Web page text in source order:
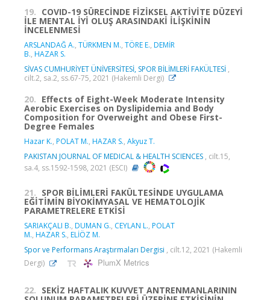
19. COVID-19 SÜRECİNDE FİZİKSEL AKTİVİTE DÜZEYİ
İLE MENTAL İYİ OLUŞ ARASINDAKİ İLİŞKİNİN
İNCELENMESİ
ARSLANDAĞ A., TÜRKMEN M., TÖRE E., DEMİR
B., HAZAR S.
SİVAS CUMHURİYET ÜNİVERSİTESİ, SPOR BİLİMLERİ FAKÜLTESİ ,
cilt.2, sa.2, ss.67-75, 2021 (Hakemli Dergi)
20. Effects of Eight-Week Moderate Intensity
Aerobic Exercises on Dyslipidemia and Body
Composition for Overweight and Obese First-
Degree Females
Hazar K., POLAT M., HAZAR S., Akyuz T.
PAKISTAN JOURNAL OF MEDICAL & HEALTH SCIENCES , cilt.15,
sa.4, ss.1592-1598, 2021 (ESCI)
21. SPOR BİLİMLERİ FAKÜLTESİNDE UYGULAMA
EĞİTİMİN BİYOKİMYASAL VE HEMATOLOJİK
PARAMETRELERE ETKİSİ
SARIAKÇALI B., DUMAN G., CEYLAN L., POLAT
M., HAZAR S., ELİÖZ M.
Spor ve Performans Araştırmaları Dergisi , cilt.12, 2021 (Hakemli
Dergi)
PlumX Metrics
22. SEKİZ HAFTALIK KUVVET ANTRENMANLARININ